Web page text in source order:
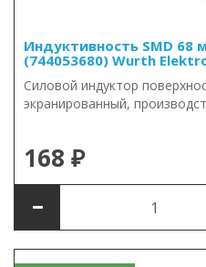
Индуктивность SMD 68
(744053680) Wurth
Силовой индуктор
экранированный,
168 ₽